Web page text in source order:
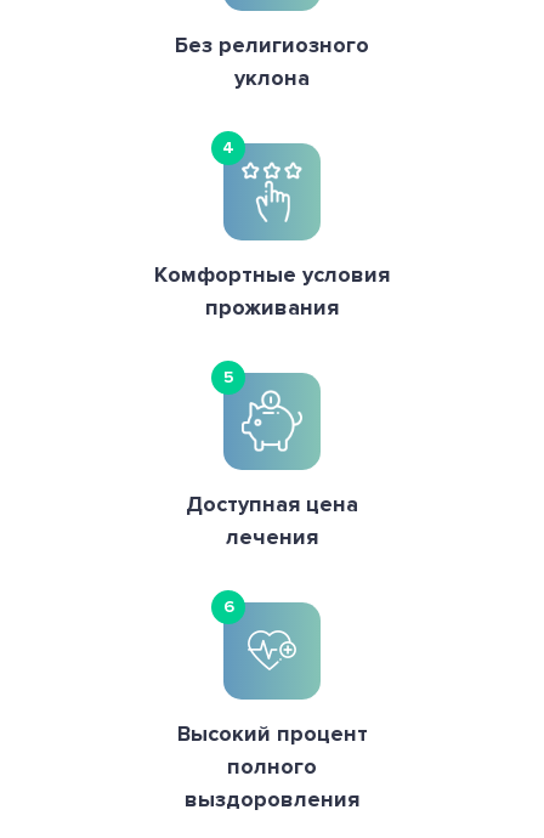
Без религиозного
уклона
4
Комфортные условия
проживания
5
Доступная цена
лечения
6
Высокий процент
полного
выздоровления